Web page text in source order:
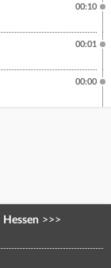
00:10
00:01
00:00
Hessen >>>